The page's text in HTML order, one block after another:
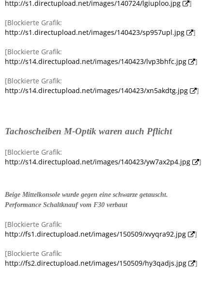
http://s1.directupload.net/images/140724/lgiuploo.jpg ]
[Blockierte Grafik:
http://s1.directupload.net/images/140423/sp957upl.jpg
]
[Blockierte Grafik:
http://s14.directupload.net/images/140423/lvp3bhfc.jpg
]
[Blockierte Grafik:
http://s14.directupload.net/images/140423/xn5akdtg.jpg
]
Tachoscheiben M-Optik waren auch Pflicht
[Blockierte Grafik:
http://s14.directupload.net/images/140423/yw7ax2p4.jpg
]
Beige Mittelkonsole wurde gegen eine schwarze getauscht.
Performance Schaltknauf vom F30 verbaut
[Blockierte Grafik:
http://fs1.directupload.net/images/150509/xvyqra92.jpg
]
[Blockierte Grafik:
http://fs2.directupload.net/images/150509/hy3qadjs.jpg
]